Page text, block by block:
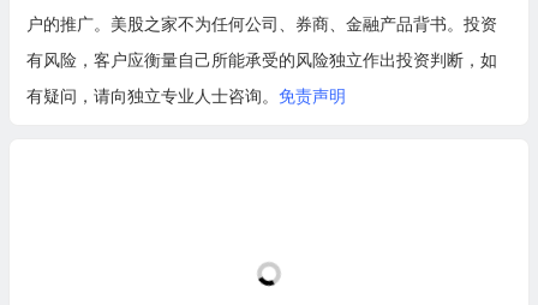
户的推广。美股之家不为任何公司、券商、金融产品背书。投资
有风险，客户应衡量自己所能承受的风险独立作出投资判断，如
有疑问，请向独立专业人士咨询。 免责声明